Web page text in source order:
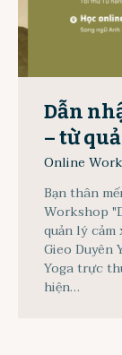
Dẫn
– từ
Online
Bạn thân
Workshop
quản lý
Gieo Duyên
Yoga trực
hiện…